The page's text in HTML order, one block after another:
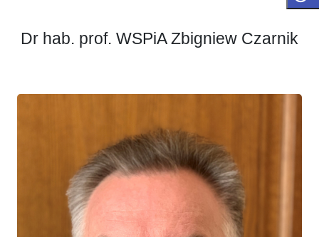
Dr hab. prof. WSPiA Zbigniew Czarnik